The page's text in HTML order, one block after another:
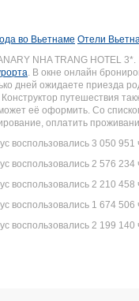
во Вьетнаме Отели
NHA TRANG
. В окне онлайн
дней ожидаете приезда
путешествия
её оформить. Со
оплатить
воспользовались 3 050 951
воспользовались 2 576 234
воспользовались 2 210 458
воспользовались 1 674 506
воспользовались 2 199 140